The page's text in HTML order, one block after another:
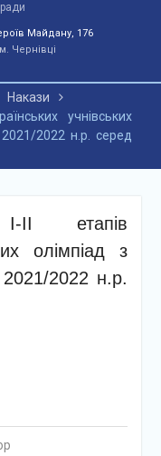
ради
Майдану, 176
Чернівці
Накази
учнівських
2022 н.р. серед
ІІ етапів
олімпіад з
2022 н.р.